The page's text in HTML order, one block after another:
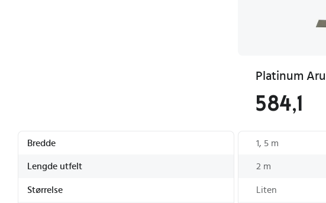
584,1
Bredde 1, 5 m
Lengde utfelt 2 m
Størrelse Liten